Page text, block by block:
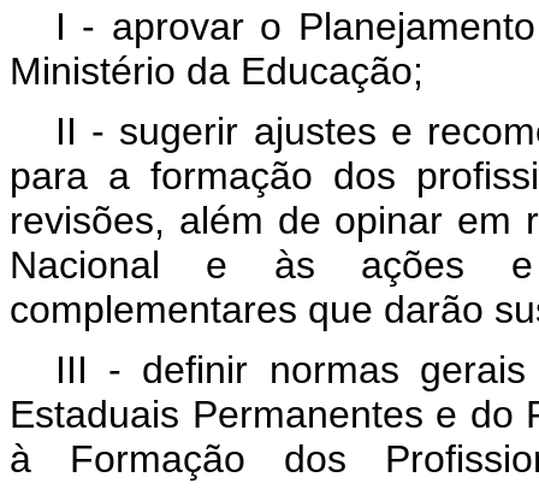
I - aprovar o
Ministério da Educação;
II - sugerir ajustes e
para a formação dos
revisões, além de opinar em
Nacional e às ações e
complementares que darão
III - definir normas
Estaduais Permanentes e do
à Formação dos